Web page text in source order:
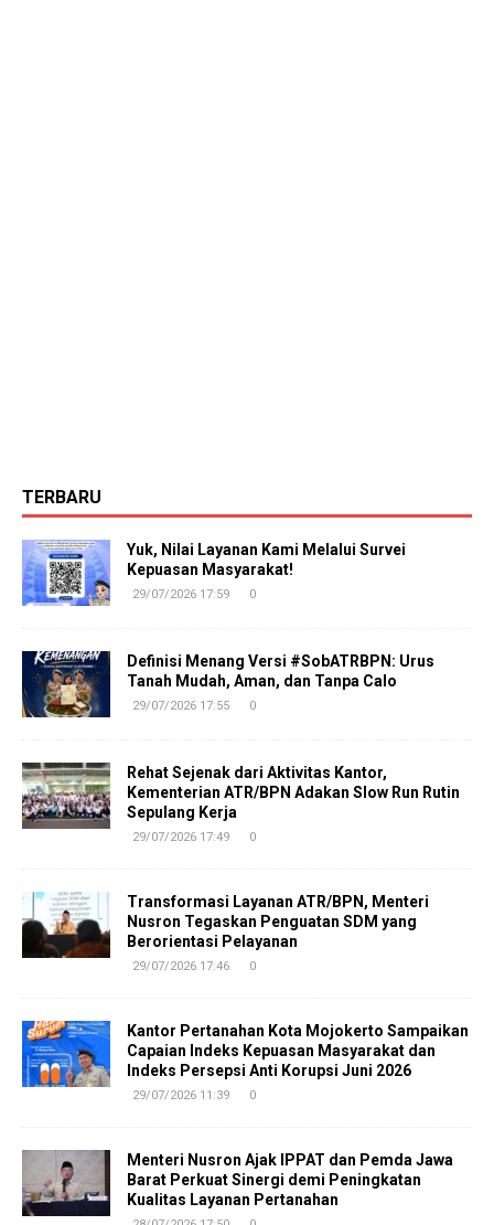
TERBARU
Yuk, Nilai Layanan Kami Melalui Survei
Kepuasan Masyarakat!
29/07/2026 17:59 0
Definisi Menang Versi #SobATRBPN: Urus
Tanah Mudah, Aman, dan Tanpa Calo
29/07/2026 17:55 0
Rehat Sejenak dari Aktivitas Kantor,
Kementerian ATR/BPN Adakan Slow Run Rutin
Sepulang Kerja
29/07/2026 17:49 0
Transformasi Layanan ATR/BPN, Menteri
Nusron Tegaskan Penguatan SDM yang
Berorientasi Pelayanan
29/07/2026 17:46 0
Kantor Pertanahan Kota Mojokerto Sampaikan
Capaian Indeks Kepuasan Masyarakat dan
Indeks Persepsi Anti Korupsi Juni 2026
29/07/2026 11:39 0
Menteri Nusron Ajak IPPAT dan Pemda Jawa
Barat Perkuat Sinergi demi Peningkatan
Kualitas Layanan Pertanahan